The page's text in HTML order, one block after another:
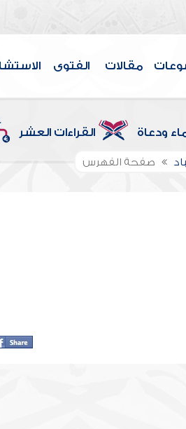
مقالات الفتوى
ودعاة القراءات العشر
صفحة الفهرس